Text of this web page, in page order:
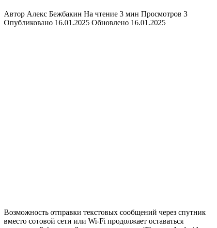
Автор Алекс Бежбакин На чтение 3 мин Просмотров 3
Опубликовано 16.01.2025 Обновлено 16.01.2025
Возможность отправки текстовых сообщений через спутник
вместо сотовой сети или Wi-Fi продолжает оставаться